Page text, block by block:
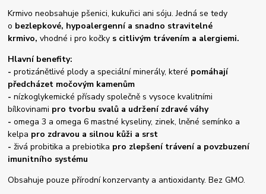
Krmivo neobsahuje pšenici, kukuřici ani sóju. Jedná se tedy
o bezlepkové, hypoalergenní a snadno stravitelné
krmivo,vhodné i pro kočky s citlivým trávením a alergiemi.
Hlavní benefity:
-protizánětlivé plody a speciální minerály, které pomáhají
předcházet močovým kamenům
-nízkoglykemické přísady společně s vysoce kvalitními
bílkovinami pro tvorbu svalů a udržení zdravé váhy
-omega 3 a omega 6 mastné kyseliny, zinek, lněné semínko a
kelpa pro zdravou a silnou kůži a srst
-živá probitika a prebiotika pro zlepšení trávení a povzbuzení
imunitního systému
Obsahuje pouze přírodní konzervanty a antioxidanty. Bez GMO.